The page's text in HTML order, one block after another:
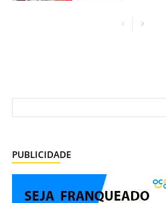
PUBLICIDADE